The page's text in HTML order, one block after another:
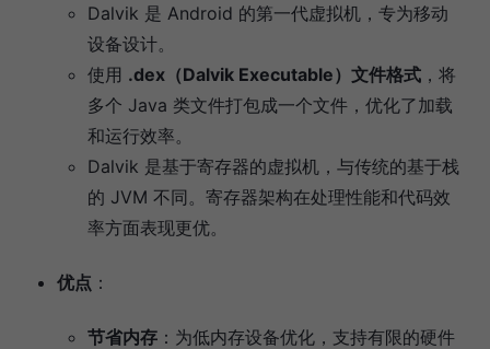
Dalvik 是 Android 的第一代虚拟机，专为移动
设备设计。
使用 .dex（Dalvik Executable）文件格式 ，将
多个 Java 类文件打包成一个文件，优化了加载
和运行效率。
Dalvik 是基于寄存器的虚拟机，与传统的基于栈
的 JVM 不同。寄存器架构在处理性能和代码效
率方面表现更优。
优点 ：
节省内存 ：为低内存设备优化，支持有限的硬件